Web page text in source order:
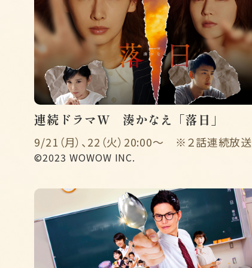
連続ドラマW 湊かなえ「落日」
9/21（月）、22（火）20:00～ ※２話連続放送
©2023 WOWOW INC.